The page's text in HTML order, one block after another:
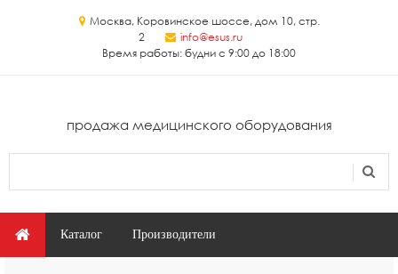
Москва, Коровинское шоссе, дом 10, стр.
2
info@esus.ru
Время работы: будни с 9:00 до 18:00
продажа медицинского оборудования
Главное меню
Каталог Производители